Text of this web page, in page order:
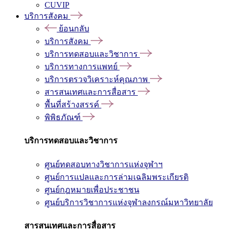
CUVIP
บริการสังคม
ย้อนกลับ
บริการสังคม
บริการทดสอบและวิชาการ
บริการทางการแพทย์
บริการตรวจวิเคราะห์คุณภาพ
สารสนเทศและการสื่อสาร
พื้นที่สร้างสรรค์
พิพิธภัณฑ์
บริการทดสอบและวิชาการ
ศูนย์ทดสอบทางวิชาการแห่งจุฬาฯ
ศูนย์การแปลและการล่ามเฉลิมพระเกียรติ
ศูนย์กฎหมายเพื่อประชาชน
ศูนย์บริการวิชาการแห่งจุฬาลงกรณ์มหาวิทยาลัย
สารสนเทศและการสื่อสาร